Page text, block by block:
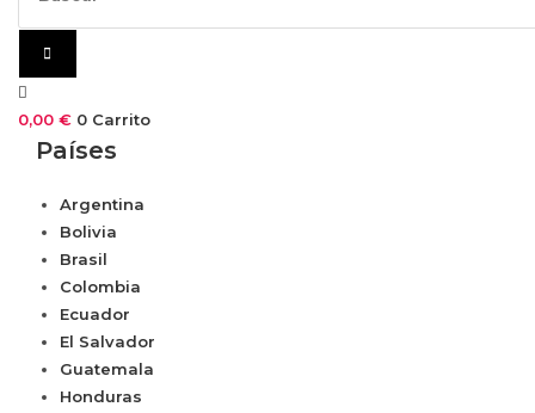
0,00 € 0 Carrito
Países
Argentina
Bolivia
Brasil
Colombia
Ecuador
El Salvador
Guatemala
Honduras